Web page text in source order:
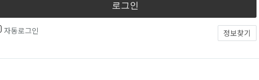
로그인
자동로그인 정보찾기